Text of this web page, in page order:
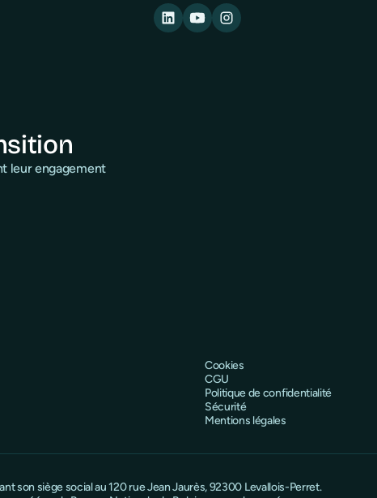
leur engagement
Cookies
CGU
Politique de confidentialité
Sécurité
Mentions légales
son siège social au 120 rue Jean Jaurès, 92300 Levallois-Perret.